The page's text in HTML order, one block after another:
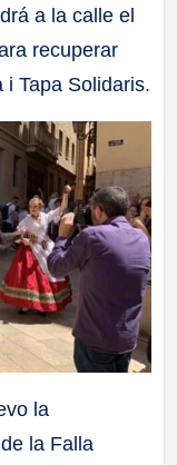
a la calle el
recuperar
i Tapa Solidaris.
la
la Falla